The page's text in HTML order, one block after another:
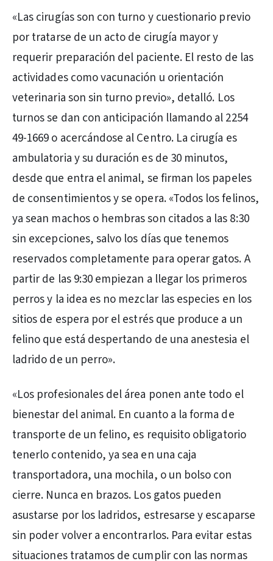
«Las cirugías son con turno y cuestionario previo
por tratarse de un acto de cirugía mayor y
requerir preparación del paciente. El resto de las
actividades como vacunación u orientación
veterinaria son sin turno previo», detalló. Los
turnos se dan con anticipación llamando al 2254
49-1669 o acercándose al Centro. La cirugía es
ambulatoria y su duración es de 30 minutos,
desde que entra el animal, se firman los papeles
de consentimientos y se opera. «Todos los felinos,
ya sean machos o hembras son citados a las 8:30
sin excepciones, salvo los días que tenemos
reservados completamente para operar gatos. A
partir de las 9:30 empiezan a llegar los primeros
perros y la idea es no mezclar las especies en los
sitios de espera por el estrés que produce a un
felino que está despertando de una anestesia el
ladrido de un perro».
«Los profesionales del área ponen ante todo el
bienestar del animal. En cuanto a la forma de
transporte de un felino, es requisito obligatorio
tenerlo contenido, ya sea en una caja
transportadora, una mochila, o un bolso con
cierre. Nunca en brazos. Los gatos pueden
asustarse por los ladridos, estresarse y escaparse
sin poder volver a encontrarlos. Para evitar estas
situaciones tratamos de cumplir con las normas